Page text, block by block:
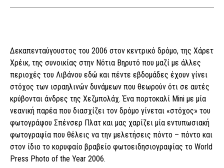
Δεκαπενταύγουστος του 2006 στον κεντρικό δρόμο, της Χάρετ
Χρέικ, της συνοικίας στην Νότια Βηρυτό που μαζί με άλλες
περιοχές του Λιβάνου εδώ και πέντε εβδομάδες έχουν γίνει
στόχος των ισραηλινών δυνάμεων που θεωρούν ότι σε αυτές
κρύβονται άνδρες της Χεζμπολάχ. Ένα πορτοκαλί Mini με μία
νεανική παρέα που διασχίζει τον δρόμο γίνεται «στόχος» του
φωτογράφου Σπένσερ Πλατ και μας χαρίζει μία εντυπωσιακή
φωτογραφία που θέλεις να την μελετήσεις πόντο – πόντο και
στον ίδιο το κορυφαίο βραβείο φωτοειδησιογραφίας το World
Press Photo of the Year 2006.